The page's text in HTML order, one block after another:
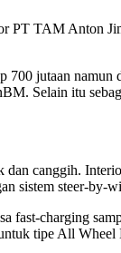
PT TAM Anton
700 jutaan
Selain itu
canggih.
sistem steer-by-
charging
tipe All